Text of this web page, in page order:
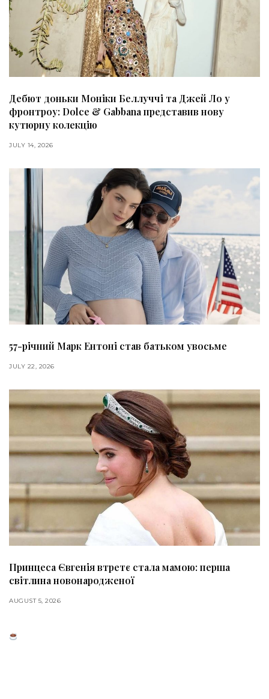
Дебют доньки Моніки Беллуччі та Джей Ло у
фронтроу: Dolce & Gabbana представив нову
кутюрну колекцію
JULY 14, 2026
57-річний Марк Ентоні став батьком увосьме
JULY 22, 2026
Принцеса Євгенія втретє стала мамою: перша
світлина новонародженої
AUGUST 5, 2026